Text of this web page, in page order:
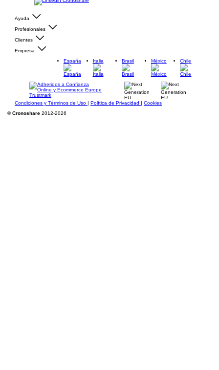
Ayuda
Profesionales
Clientes
Empresa
España
Italia Brasil México Chile
Condiciones y Términos de Uso | Política de Privacidad | Cookies
©Cronoshare 2012-2026